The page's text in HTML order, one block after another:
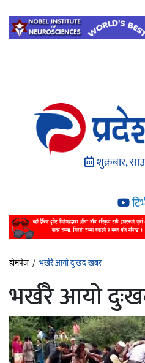
शुक्रबार,
होमपेज / भर्खरै आयो दुःखद खबर
भर्खरै आयो